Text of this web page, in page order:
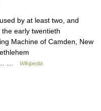
by at least two, and
early twentieth
Machine of Camden, New
…
Wikipedia